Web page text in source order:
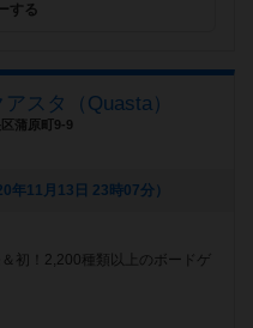
する
スタ（Quasta）
蒲原町9-9
年11月13日 23時07分）
初！2,200種類以上のボードゲ